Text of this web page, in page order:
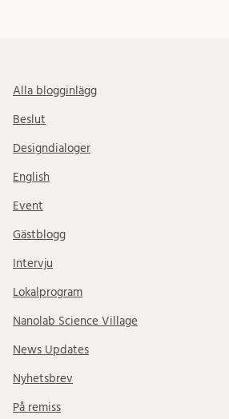
Alla blogginlägg
Beslut
Designdialoger
English
Event
Gästblogg
Intervju
Lokalprogram
Nanolab Science Village
News Updates
Nyhetsbrev
På remiss